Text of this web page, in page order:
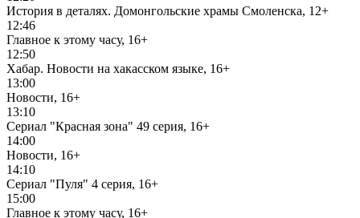
История в деталях. Домонгольские храмы Смоленска, 12+
12:46
Главное к этому часу, 16+
12:50
Хабар. Новости на хакасском языке, 16+
13:00
Новости, 16+
13:10
Сериал "Красная зона" 49 серия, 16+
14:00
Новости, 16+
14:10
Сериал "Пуля" 4 серия, 16+
15:00
Главное к этому часу, 16+